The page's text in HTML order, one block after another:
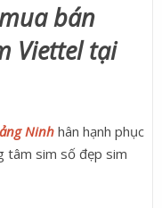
bán
Viettel tại
Ninh hân hạnh phục
tâm sim số đẹp sim